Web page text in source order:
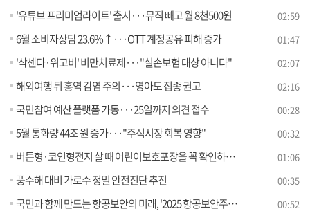
'유튜브 프리미엄라이트' 출시···뮤직 빼고 월 8천500원 02:59
6월 소비자상담 23.6%↑···OTT 계정공유 피해 증가 01:47
'삭센다·위고비' 비만치료제···"실손보험 대상 아니다" 02:07
해외여행 뒤 홍역 감염 주의···영아도 접종 권고 02:16
국민참여 예산 플랫폼 가동···25일까지 의견 접수 00:28
5월 통화량 44조 원 증가···"주식시장 회복 영향" 00:32
버튼형·코인형전지 살 때 어린이보호포장을 꼭 확인하세요! 01:06
풍수해 대비 가로수 정밀 안전진단 추진 00:35
국민과 함께 만드는 항공보안의 미래, '2025 항공보안주간' 개최 00:52